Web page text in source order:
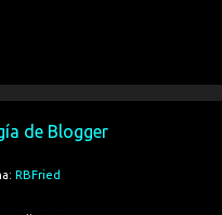
de Blogger
RBFried